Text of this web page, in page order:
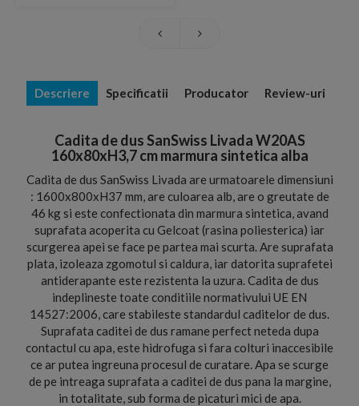
Descriere Specificatii Producator Review-uri
Cadita de dus SanSwiss Livada W20AS
160x80xH3,7 cm marmura sintetica alba
Cadita de dus SanSwiss Livada are urmatoarele dimensiuni
: 1600x800xH37 mm, are culoarea alb, are o greutate de
46 kg si este confectionata din marmura sintetica, avand
suprafata acoperita cu Gelcoat (rasina poliesterica) iar
scurgerea apei se face pe partea mai scurta. Are suprafata
plata, izoleaza zgomotul si caldura, iar datorita suprafetei
antiderapante este rezistenta la uzura. Cadita de dus
indeplineste toate conditiile normativului UE EN
14527:2006, care stabileste standardul caditelor de dus.
Suprafata caditei de dus ramane perfect neteda dupa
contactul cu apa, este hidrofuga si fara colturi inaccesibile
ce ar putea ingreuna procesul de curatare. Apa se scurge
de pe intreaga suprafata a caditei de dus pana la margine,
in totalitate, sub forma de picaturi mici de apa.